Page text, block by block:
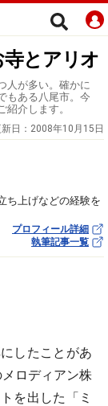
寺とアリオ
人が多い。確かに
もある八尾市。今
介します。
日： 2008年10月15日
ち上げなどの経験を
プロフィール詳細
執筆記事一覧
したことがあ
ロディアン株
を出した「ミ